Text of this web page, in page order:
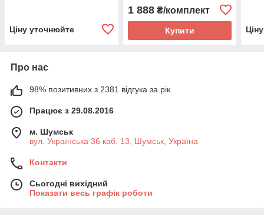
Ціну уточнюйте
65PUF6656 65PUF6652
65PUF6652/T3 16шт.
1 888₴/комплект
Купити
Про нас
98% позитивних з 2381 відгука за рік
Працює з 29.08.2016
м. Шумськ
вул. Українська 36 каб. 13, Шумськ, Україна
Контакти
Сьогодні вихідний
Показати весь графік роботи